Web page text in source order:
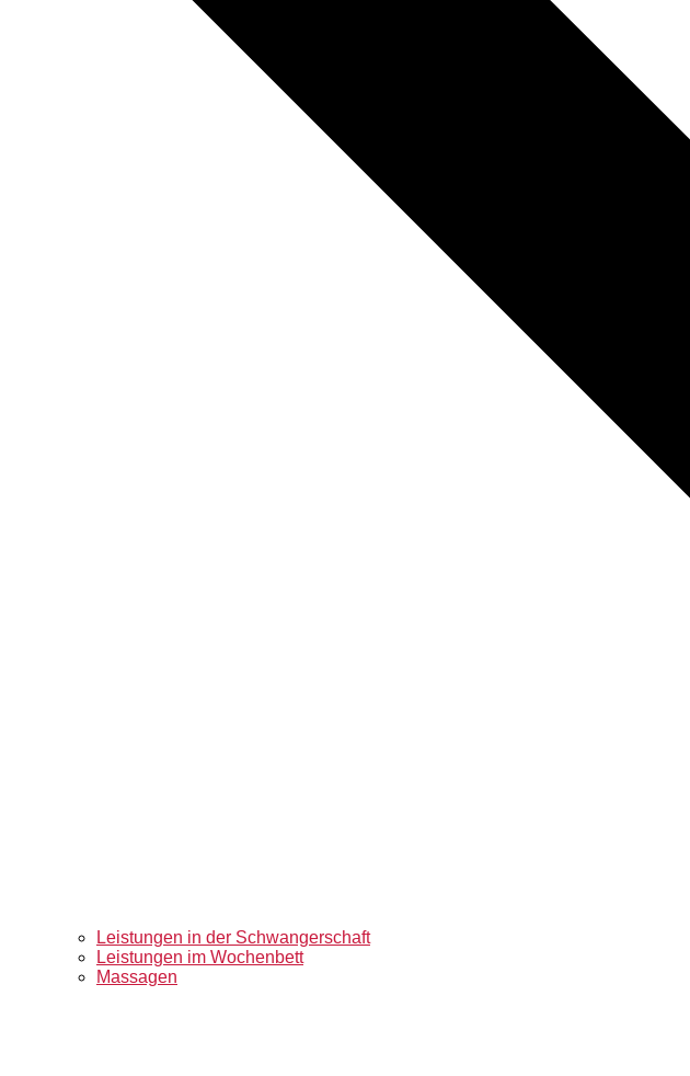
Leistungen in der Schwangerschaft
Leistungen im Wochenbett
Massagen